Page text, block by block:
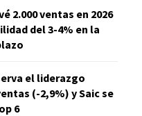
2.000 ventas en 2026
del 3-4% en la
el liderazgo
(-2,9%) y Saic se
6